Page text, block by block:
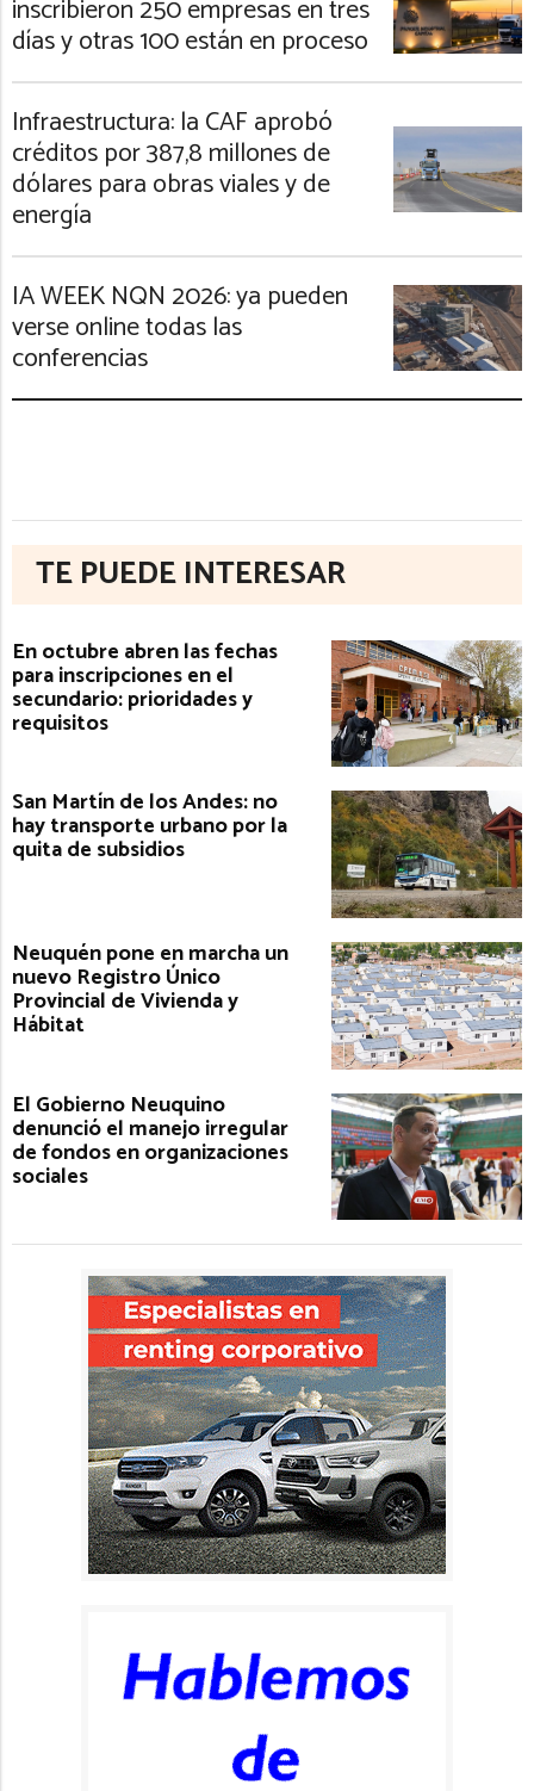
inscribieron 250 empresas en tres
días y otras 100 están en proceso
Infraestructura: la CAF aprobó
créditos por 387,8 millones de
dólares para obras viales y de
energía
IA WEEK NQN 2026: ya pueden
verse online todas las
conferencias
TE PUEDE INTERESAR
En octubre abren las fechas
para inscripciones en el
secundario: prioridades y
requisitos
San Martín de los Andes: no
hay transporte urbano por la
quita de subsidios
Neuquén pone en marcha un
nuevo Registro Único
Provincial de Vivienda y
Hábitat
El Gobierno Neuquino
denunció el manejo irregular
de fondos en organizaciones
sociales